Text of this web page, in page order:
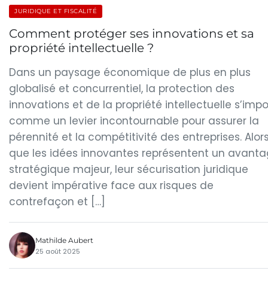
JURIDIQUE ET FISCALITÉ
Comment protéger ses innovations et sa
propriété intellectuelle ?
Dans un paysage économique de plus en plus
globalisé et concurrentiel, la protection des
innovations et de la propriété intellectuelle
comme un levier incontournable pour assurer la
pérennité et la compétitivité des entreprises.
que les idées innovantes représentent un
stratégique majeur, leur sécurisation juridique
devient impérative face aux risques de
contrefaçon et […]
Mathilde Aubert
25 août 2025